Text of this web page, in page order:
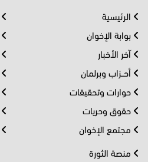
الرئيسية
بوابة الإخوان
آخر الأخبار
أحــزاب وبرلمان
حوارات وتحقيقات
حقوق وحريات
مجتمع الإخوان
منصة الثورة